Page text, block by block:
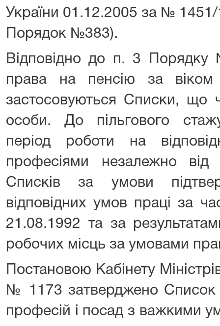
України 01.12.2005 за № 1451/
Порядок №383).
Відповідно до п. 3
права на пенсію за віком
застосовуються Списки, що
особи. До пільгового
період роботи на
професіями незалежно
Списків за умови
відповідних умов праці за
21.08.1992 та за
робочих місць за умовами
Постановою Кабінету
№ 1173 затверджено Список
професій і посад з важкими